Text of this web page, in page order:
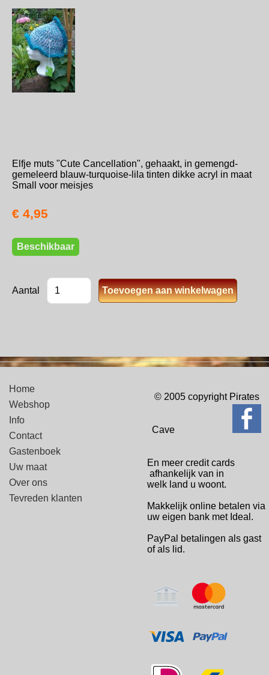
Elfje muts "Cute Cancellation", gehaakt, in gemengd-
gemeleerd blauw-turquoise-lila tinten dikke acryl in maat
Small voor meisjes
€ 4,95
Beschikbaar
Aantal
Home
Webshop
Info
Contact
Gastenboek
Uw maat
Over ons
Tevreden klanten
© 2005 copyright Pirates
Cave
En meer credit cards
afhankelijk van in
welk land u woont.
Makkelijk online betalen via
uw eigen bank met Ideal.
PayPal betalingen als gast
of als lid.